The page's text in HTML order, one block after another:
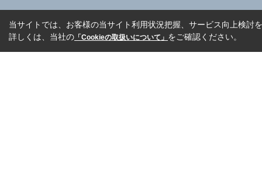
当サイトでは、お客様の当サイト利用状況把握、サービス向上検討
詳しくは、当社の 「Cookieの取扱いについて」 をご確認ください。